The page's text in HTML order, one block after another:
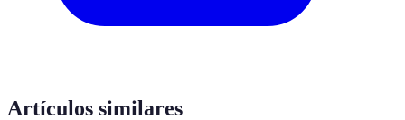
Artículos similares